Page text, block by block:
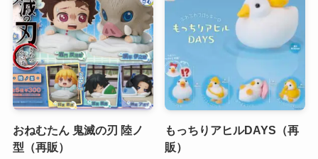
おねむたん 鬼滅の刃 陸ノ
型（再販）
もっちりアヒルDAYS（再
販）